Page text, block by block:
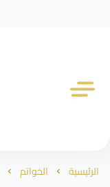
الرئيسية الخواتم